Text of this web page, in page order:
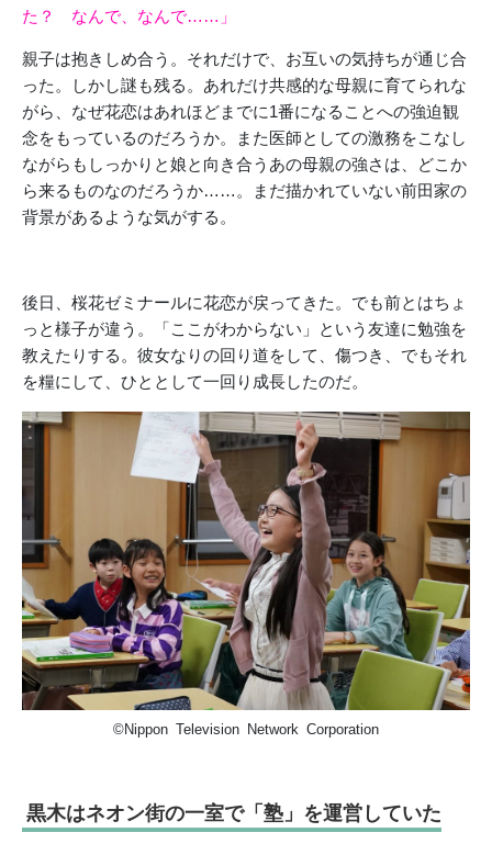
た？ なんで、なんで……」
親子は抱きしめ合う。それだけで、お互いの気持ちが通じ合
った。しかし謎も残る。あれだけ共感的な母親に育てられな
がら、なぜ花恋はあれほどまでに1番になることへの強迫観
念をもっているのだろうか。また医師としての激務をこなし
ながらもしっかりと娘と向き合うあの母親の強さは、どこか
ら来るものなのだろうか……。まだ描かれていない前田家の
背景があるような気がする。
後日、桜花ゼミナールに花恋が戻ってきた。でも前とはちょ
っと様子が違う。「ここがわからない」という友達に勉強を
教えたりする。彼女なりの回り道をして、傷つき、でもそれ
を糧にして、ひととして一回り成長したのだ。
©Nippon Television Network Corporation
黒木はネオン街の一室で「塾」を運営していた